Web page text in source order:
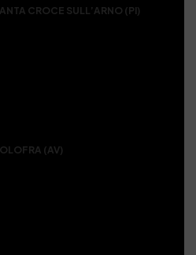
CROCE SULL’ARNO (PI)
(AV)